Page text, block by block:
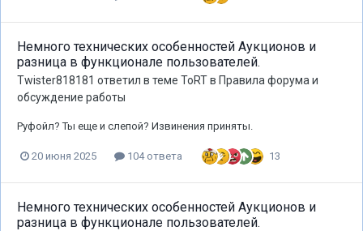
Немного технических особенностей Аукционов и
разница в функционале пользователей.
Twister818181 ответил в теме ToRTв Правила форума и
обсуждение работы
Руфойл? Ты еще и слепой? Извинения приняты.
20 июня 2025 104 ответа 13
Немного технических особенностей Аукционов и
разница в функционале пользователей.